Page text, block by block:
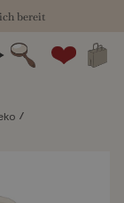
bereit
Suche
/